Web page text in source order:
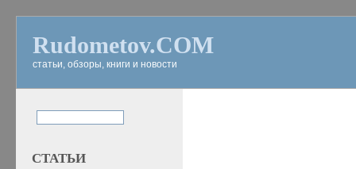
Rudometov.COM
статьи, обзоры, книги и новости
СТАТЬИ